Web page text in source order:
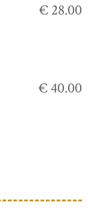
€ 28.00
€ 40.00